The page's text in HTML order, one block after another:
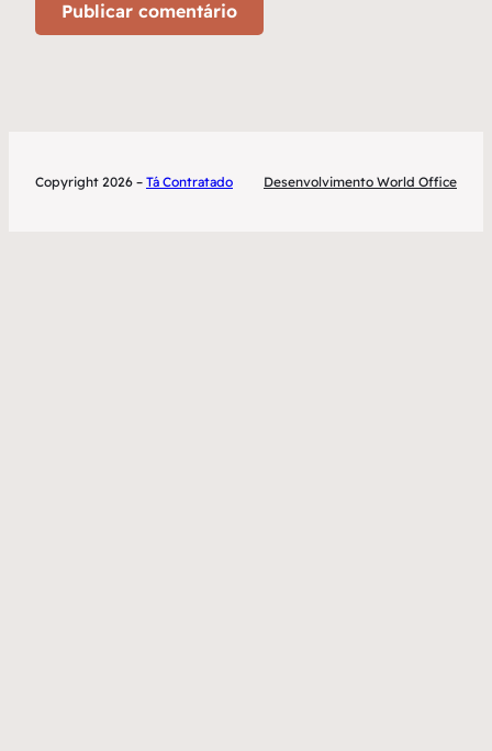
Copyright 2026 – Tá Contratado Desenvolvimento World Office